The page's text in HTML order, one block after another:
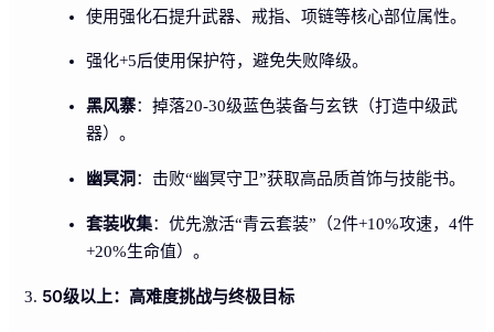
使用强化石提升武器、戒指、项链等核心部位属性。
强化+5后使用保护符，避免失败降级。
黑风寨：掉落20-30级蓝色装备与玄铁（打造中级武
器）。
幽冥洞：击败“幽冥守卫”获取高品质首饰与技能书。
套装收集：优先激活“青云套装”（2件+10%攻速，4件
+20%生命值）。
50级以上：高难度挑战与终极目标